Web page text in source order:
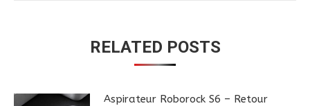
RELATED POSTS
Aspirateur Roborock S6 – Retour